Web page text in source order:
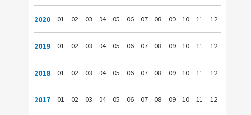
2020 01 02 03 04 05 06 07 08 09 10 11 12
2019 01 02 03 04 05 06 07 08 09 10 11 12
2018 01 02 03 04 05 06 07 08 09 10 11 12
2017 01 02 03 04 05 06 07 08 09 10 11 12